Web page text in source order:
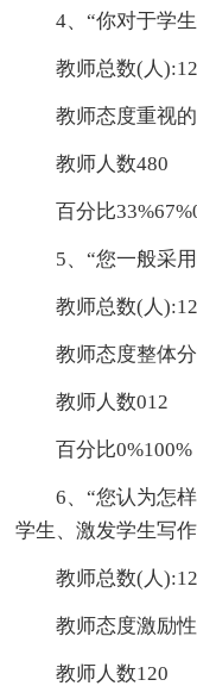
4、“你对于学
教师总数(人):12
教师态度重视
教师人数480
百分比
5、“您一般采
教师总数(人):12
教师态度整体
教师人数012
百分比0%100%
6、“您认为怎
学生、激发学生写
教师总数(人):12
教师态度激励
教师人数120